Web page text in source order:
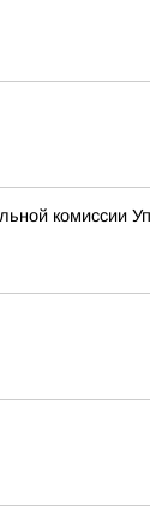
комиссии